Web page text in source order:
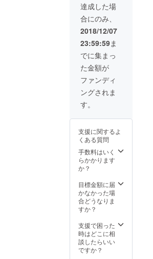
達成した場
合にのみ、
2018/12/07
23:59:59ま
でに集まっ
た金額が
ファンディ
ングされま
す。
支援に関するよ
くある質問
手数料はいく
らかかります
か？
目標金額に届
かなかった場
合どうなりま
すか？
支援で困った
時はどこに相
談したらいい
ですか？